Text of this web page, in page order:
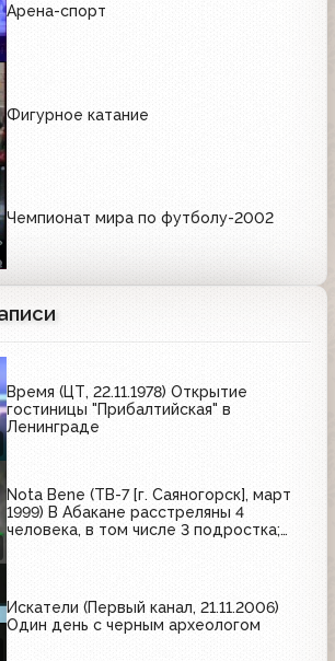
Арена-спорт
Фигурное катание
Чемпионат мира по футболу-2002
Время (ЦТ, 22.11.1978) Открытие
гостиницы "Прибалтийская" в
Ленинграде
Nota Bene (ТВ-7 [г. Саяногорск], март
1999) В Абакане расстреляны 4
человека, в том числе 3 подростка;
Искатели (Первый канал, 21.11.2006)
Один день с черным археологом